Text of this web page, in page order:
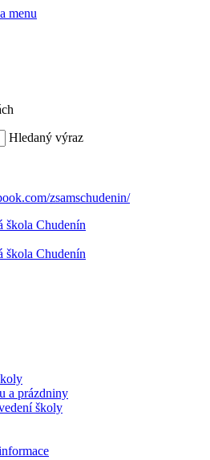
menu
Hledaný výraz
zsamschudenin/
a prázdniny
školy